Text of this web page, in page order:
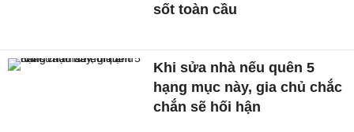
sốt toàn cầu
Khi sửa nhà nếu quên 5
hạng mục này, gia chủ chắc
chắn sẽ hối hận